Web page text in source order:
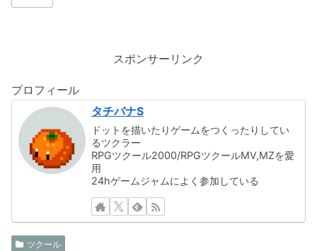
スポンサーリンク
プロフィール
タチバナS
ドットを描いたりゲームをつくったりしてい
るツクラー
RPGツクール2000/RPGツクールMV,MZを愛
用
24hゲームジャムによく参加している
ツクール